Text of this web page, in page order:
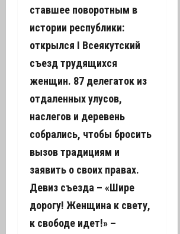
ставшее поворотным в
истории республики:
открылся I Всеякутский
съезд трудящихся
женщин. 87 делегаток из
отдаленных улусов,
наслегов и деревень
собрались, чтобы бросить
вызов традициям и
заявить о своих правах.
Девиз съезда – «Шире
дорогу! Женщина к свету,
к свободе идет!» –